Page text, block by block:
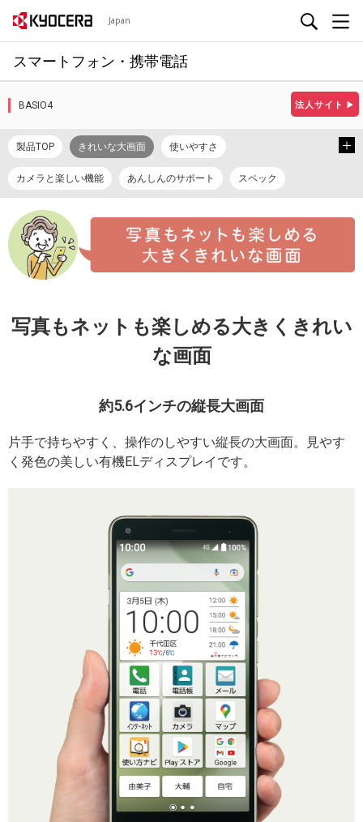
Japan
スマートフォン・携帯電話
法人サイト ▶
BASIO4
製品TOP きれいな大画面 使いやすさ
カメラと楽しい機能 あんしんのサポート スペック
使い方ガイド
写真もネットも楽しめる大きくきれい
な画面
約5.6インチの縦長大画面
片手で持ちやすく、操作のしやすい縦長の大画面。見やす
く発色の美しい有機ELディスプレイです。